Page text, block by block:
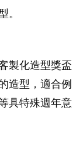
。
製化造型獎盃
造型，適合例
具特殊週年意